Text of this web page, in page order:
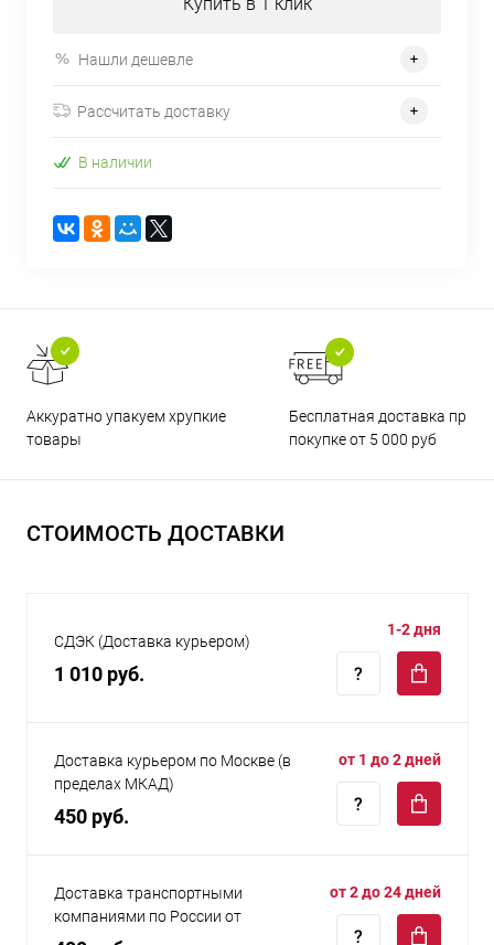
Нашли дешевле
Рассчитать доставку
В наличии
Аккуратно упакуем хрупкие
товары
Бесплатная доставка при
покупке от 5 000 руб
СТОИМОСТЬ ДОСТАВКИ
СДЭК (Доставка курьером)
1 010 руб.
1-2 дня
Доставка курьером по Москве (в
пределах МКАД)
450 руб.
от 1 до 2 дней
Доставка транспортными
компаниями по России от
от 2 до 24 дней